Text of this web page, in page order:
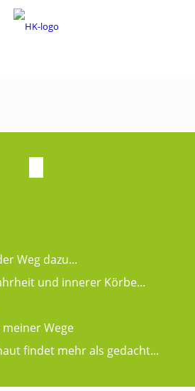
Weg dazu...
und innerer Körbe...
Wege
findet mehr als gedacht...